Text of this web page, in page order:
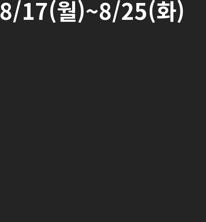
8/17(월)~8/25(화)